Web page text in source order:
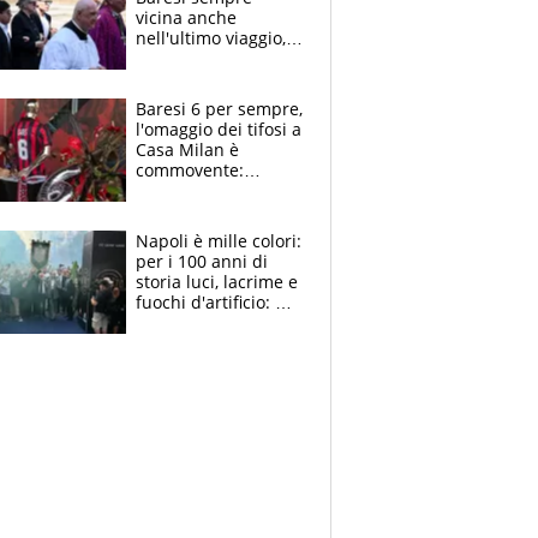
vicina anche
nell'ultimo viaggio,
circondati
dall'affetto dei tifosi
Baresi 6 per sempre,
l'omaggio dei tifosi a
Casa Milan è
commovente:
bigliettini
Napoli è mille colori:
per i 100 anni di
storia luci, lacrime e
fuochi d'artificio: De